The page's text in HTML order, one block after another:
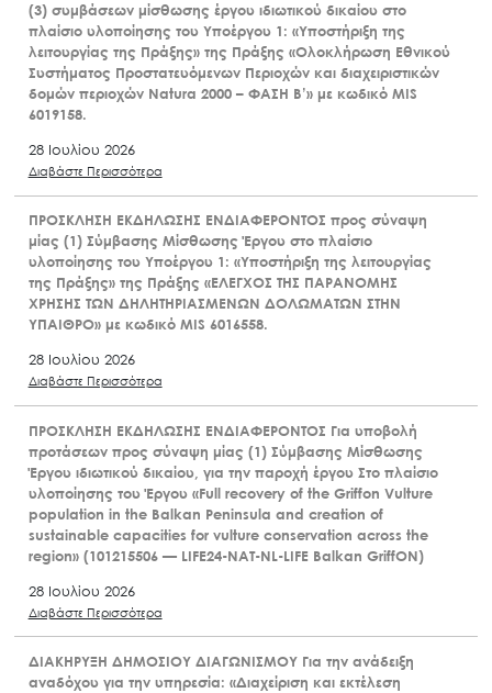
(3) συμβάσεων μίσθωσης έργου ιδιωτικού δικαίου στο
πλαίσιο υλοποίησης του Υποέργου 1: «Υποστήριξη της
λειτουργίας της Πράξης» της Πράξης «Ολοκλήρωση Εθνικού
Συστήματος Προστατευόμενων Περιοχών και διαχειριστικών
δομών περιοχών Natura 2000 – ΦΑΣΗ Β’» με κωδικό MIS
6019158.
28 Ιουλίου 2026
Διαβάστε Περισσότερα
ΠΡΟΣΚΛΗΣΗ ΕΚΔΗΛΩΣΗΣ ΕΝΔΙΑΦΕΡΟΝΤΟΣ προς σύναψη
μίας (1) Σύμβασης Μίσθωσης Έργου στο πλαίσιο
υλοποίησης του Υποέργου 1: «Υποστήριξη της λειτουργίας
της Πράξης» της Πράξης «ΕΛΕΓΧΟΣ ΤΗΣ ΠΑΡΑΝΟΜΗΣ
ΧΡΗΣΗΣ ΤΩΝ ΔΗΛΗΤΗΡΙΑΣΜΕΝΩΝ ΔΟΛΩΜΑΤΩΝ ΣΤΗΝ
ΥΠΑΙΘΡΟ» με κωδικό MIS 6016558.
28 Ιουλίου 2026
Διαβάστε Περισσότερα
ΠΡΟΣΚΛΗΣΗ ΕΚΔΗΛΩΣΗΣ ΕΝΔΙΑΦΕΡΟΝΤΟΣ Για υποβολή
προτάσεων προς σύναψη μίας (1) Σύμβασης Μίσθωσης
Έργου ιδιωτικού δικαίου, για την παροχή έργου Στο πλαίσιο
υλοποίησης του Έργου «Full recovery of the Griffon Vulture
population in the Balkan Peninsula and creation of
sustainable capacities for vulture conservation across the
region» (101215506 — LIFE24-NAT-NL-LIFE Balkan GriffON)
28 Ιουλίου 2026
Διαβάστε Περισσότερα
ΔΙΑΚΗΡΥΞΗ ΔΗΜΟΣΙΟΥ ΔΙΑΓΩΝΙΣΜΟΥ Για την ανάδειξη
αναδόχου για την υπηρεσία: «Διαχείριση και εκτέλεση